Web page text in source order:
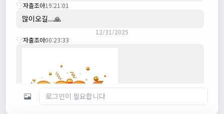
자출조아19:21:01
많이오길...🙏
12/31/2025
자출조아00:23:33